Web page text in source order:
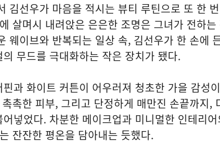
김선우가 마음을 적시는 뷰티 루틴으로 또 한
살며시 내려앉은 은은한 조명은 그녀가 전하는
웨이브와 반복되는 일상 속, 김선우가 한 손에
무드를 극대화하는 작은 장치가 됐다.
과 화이트 커튼이 어우러져 청초한 가을 감성
촉한 피부, 그리고 단정하게 매만진 손끝까지,
넣었다. 차분한 메이크업과 미니멀한 인테리
잔잔한 평온을 담아내는 듯했다.